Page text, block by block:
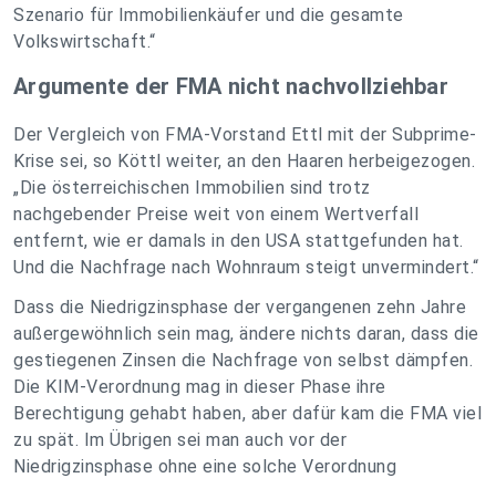
Szenario für Immobilienkäufer und die gesamte
Volkswirtschaft.“
Argumente der FMA nicht nachvollziehbar
Der Vergleich von FMA-Vorstand Ettl mit der Subprime-
Krise sei, so Köttl weiter, an den Haaren herbeigezogen.
„Die österreichischen Immobilien sind trotz
nachgebender Preise weit von einem Wertverfall
entfernt, wie er damals in den USA stattgefunden hat.
Und die Nachfrage nach Wohnraum steigt unvermindert.“
Dass die Niedrigzinsphase der vergangenen zehn Jahre
außergewöhnlich sein mag, ändere nichts daran, dass die
gestiegenen Zinsen die Nachfrage von selbst dämpfen.
Die KIM-Verordnung mag in dieser Phase ihre
Berechtigung gehabt haben, aber dafür kam die FMA viel
zu spät. Im Übrigen sei man auch vor der
Niedrigzinsphase ohne eine solche Verordnung